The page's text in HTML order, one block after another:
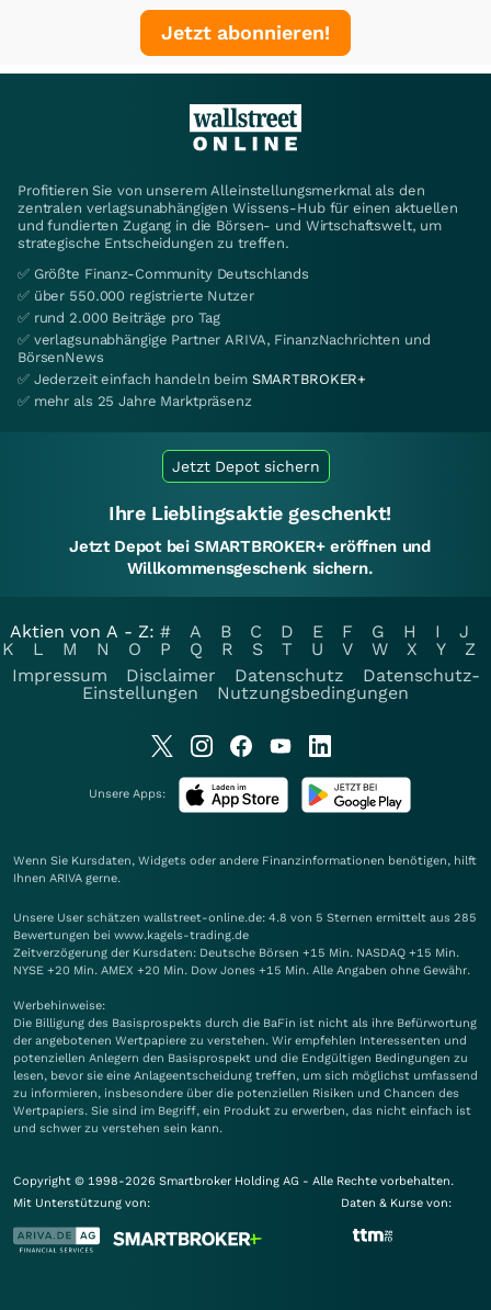
Jetzt abonnieren!
Profitieren Sie von unserem Alleinstellungsmerkmal als den
zentralen verlagsunabhängigen Wissens-Hub für einen aktuellen
und fundierten Zugang in die Börsen- und Wirtschaftswelt, um
strategische Entscheidungen zu treffen.
✅ Größte Finanz-Community Deutschlands
✅ über 550.000 registrierte Nutzer
✅ rund 2.000 Beiträge pro Tag
✅ verlagsunabhängige Partner ARIVA, FinanzNachrichten und
BörsenNews
✅ Jederzeit einfach handeln beim SMARTBROKER+
✅ mehr als 25 Jahre Marktpräsenz
Jetzt Depot sichern
Ihre Lieblingsaktie geschenkt!
Jetzt Depot bei SMARTBROKER+ eröffnen und
Willkommensgeschenk sichern.
Aktien von A - Z: # A B C D E F G H I
J
K
L M N O P Q R S T U V W X Y
Z
Impressum
Disclaimer Datenschutz
Datenschutz-
Einstellungen
Nutzungsbedingungen
Unsere Apps:
Wenn Sie Kursdaten, Widgets oder andere Finanzinformationen benötigen, hilft
Ihnen ARIVA gerne.
Unsere User schätzen wallstreet-online.de: 4.8 von 5 Sternen ermittelt aus 285
Bewertungen bei www.kagels-trading.de
Zeitverzögerung der Kursdaten: Deutsche Börsen +15 Min. NASDAQ +15 Min.
NYSE +20 Min. AMEX +20 Min. Dow Jones +15 Min. Alle Angaben ohne Gewähr.
Werbehinweise:
Die Billigung des Basisprospekts durch die BaFin ist nicht als ihre Befürwortung
der angebotenen Wertpapiere zu verstehen. Wir empfehlen Interessenten und
potenziellen Anlegern den Basisprospekt und die Endgültigen Bedingungen zu
lesen, bevor sie eine Anlageentscheidung treffen, um sich möglichst umfassend
zu informieren, insbesondere über die potenziellen Risiken und Chancen des
Wertpapiers. Sie sind im Begriff, ein Produkt zu erwerben, das nicht einfach ist
und schwer zu verstehen sein kann.
Copyright © 1998-2026 Smartbroker Holding AG - Alle Rechte vorbehalten.
Mit Unterstützung von:
Daten & Kurse von: